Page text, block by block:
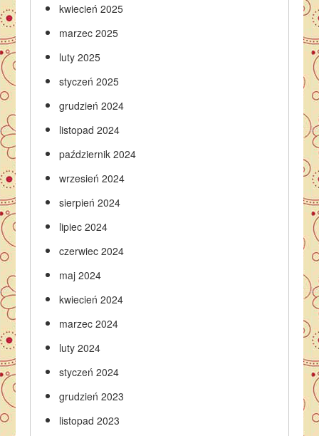
kwiecień 2025
marzec 2025
luty 2025
styczeń 2025
grudzień 2024
listopad 2024
październik 2024
wrzesień 2024
sierpień 2024
lipiec 2024
czerwiec 2024
maj 2024
kwiecień 2024
marzec 2024
luty 2024
styczeń 2024
grudzień 2023
listopad 2023